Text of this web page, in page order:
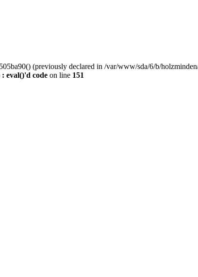
(previously declared in /var/www/sda/6/b/
eval()'d code on line 151